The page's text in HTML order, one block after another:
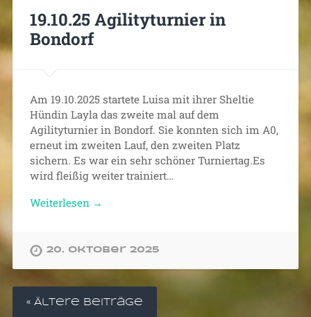
19.10.25 Agilityturnier in
Bondorf
Am 19.10.2025 startete Luisa mit ihrer Sheltie
Hündin Layla das zweite mal auf dem
Agilityturnier in Bondorf. Sie konnten sich im A0,
erneut im zweiten Lauf, den zweiten Platz
sichern. Es war ein sehr schöner Turniertag.Es
wird fleißig weiter trainiert…
Weiterlesen →
20. Oktober 2025
« Ältere Beiträge